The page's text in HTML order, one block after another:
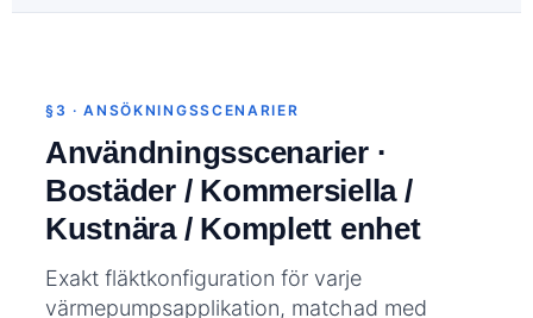
§3 · ANSÖKNINGSSCENARIER
Användningsscenarier ·
Bostäder / Kommersiella /
Kustnära / Komplett enhet
Exakt fläktkonfiguration för varje
värmepumpsapplikation, matchad med